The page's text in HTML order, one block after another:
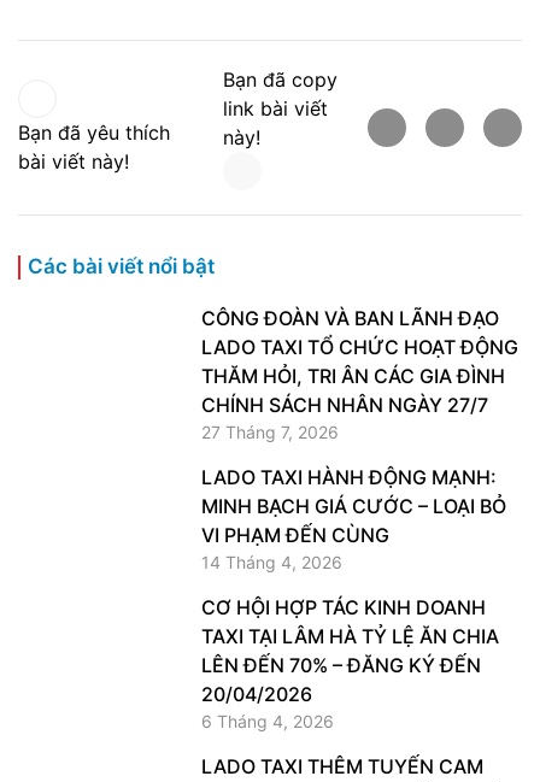
Bạn đã yêu thích
bài viết này!
Bạn đã copy
link bài viết
này!
Các bài viết nổi bật
​CÔNG ĐOÀN VÀ BAN LÃNH ĐẠO
LADO TAXI TỔ CHỨC HOẠT ĐỘNG
THĂM HỎI, TRI ÂN CÁC GIA ĐÌNH
CHÍNH SÁCH NHÂN NGÀY 27/7
27 Tháng 7, 2026
LADO TAXI HÀNH ĐỘNG MẠNH:
MINH BẠCH GIÁ CƯỚC – LOẠI BỎ
VI PHẠM ĐẾN CÙNG
14 Tháng 4, 2026
CƠ HỘI HỢP TÁC KINH DOANH
TAXI TẠI LÂM HÀ TỶ LỆ ĂN CHIA
LÊN ĐẾN 70% – ĐĂNG KÝ ĐẾN
20/04/2026
6 Tháng 4, 2026
LADO TAXI THÊM TUYẾN CAM